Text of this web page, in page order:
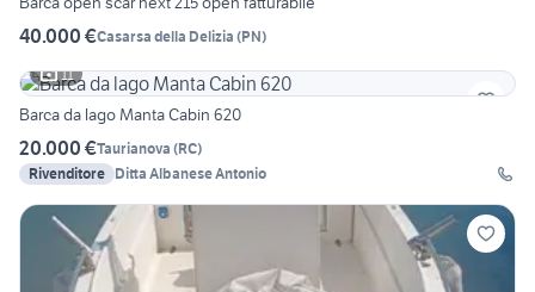
40.000 €Casarsa della Delizia (PN)
11
Barca da lago Manta Cabin 620
20.000 €Taurianova (RC)
Rivenditore Ditta Albanese Antonio